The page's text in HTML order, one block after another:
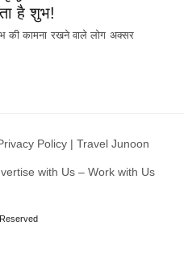
है शुभ!
की कामना रखने वाले लोग अक्सर
Policy | Travel Junoon
with Us – Work with Us